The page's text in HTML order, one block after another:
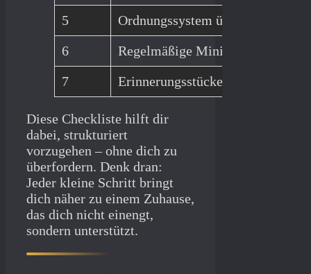
5
Ordnungssystem überlegen
6
Regelmäßige Mini-
7
Erinnerungsstücke bewusst
Diese Checkliste hilft dir
dabei, strukturiert
vorzugehen – ohne dich zu
überfordern. Denk dran:
Jeder kleine Schritt bringt
dich näher zu einem Zuhause,
das dich nicht einengt,
sondern unterstützt.